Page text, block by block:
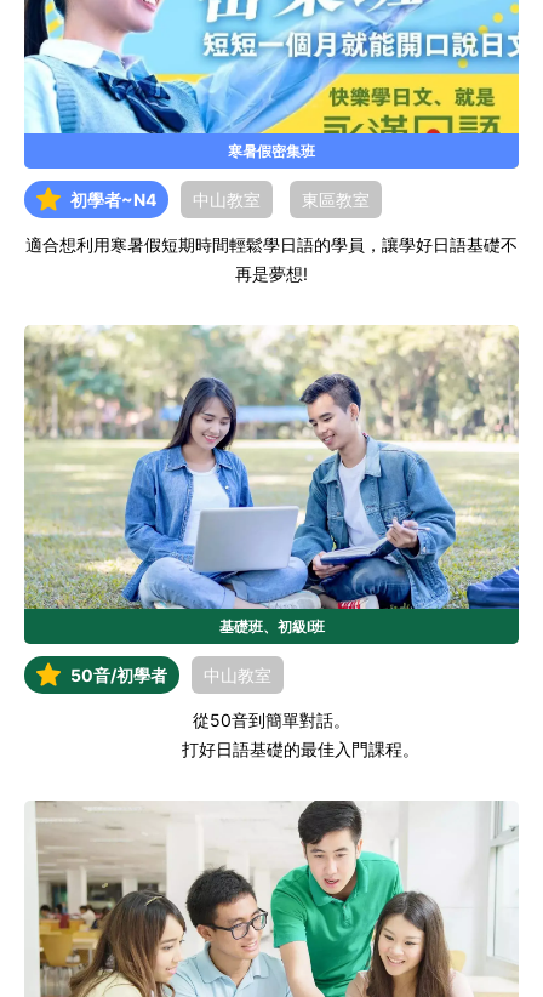
寒暑假密集班
初學者~N4 中山教室 東區教室
適合想利用寒暑假短期時間輕鬆學日語的學員，讓學好日語基礎不
再是夢想!
基礎班、初級I班
50音/初學者 中山教室
從50音到簡單對話。
            打好日語基礎的最佳入門課程。